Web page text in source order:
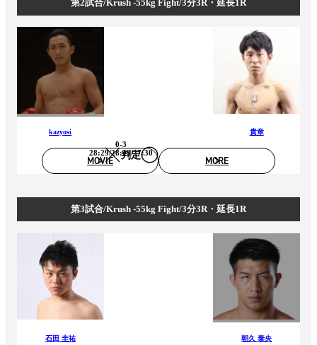
第2試合/Krush -55kg Fight/3分3R・延長1R
kazyosi
判定
0-3
28:29/28:29/27:30
貴章
MOVIE MORE
第3試合/Krush -55kg Fight/3分3R・延長1R
石田 圭祐 朝久 泰央